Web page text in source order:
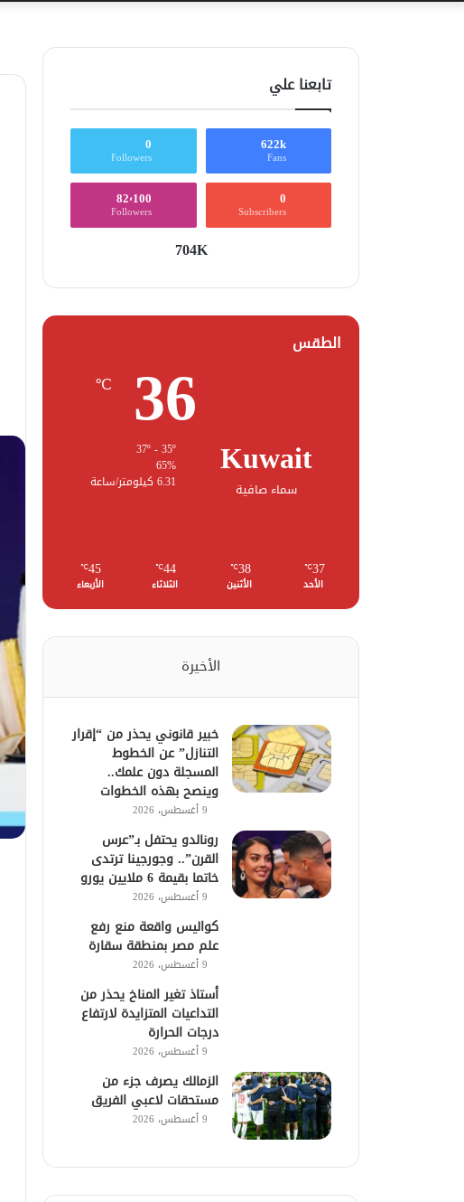
تابعنا علي
622k
Fans
0
Followers
0
Subscribers
82٬100
Followers
704K
الطقس
Kuwait
سماء صافية
36
℃
37º - 35º
65%
6.31 كيلومتر/ساعة
37
℃
الأحد
38
℃
الأثنين
44
℃
الثلاثاء
45
℃
الأربعاء
الأخيرة
خبير قانوني يحذر من “إقرار
التنازل” عن الخطوط
المسجلة دون علمك..
وينصح بهذه الخطوات
9 أغسطس، 2026
رونالدو يحتفل بـ”عرس
القرن”.. وجورجينا ترتدى
خاتما بقيمة 6 ملايين يورو
9 أغسطس، 2026
كواليس واقعة منع رفع
علم مصر بمنطقة سقارة
9 أغسطس، 2026
أستاذ تغير المناخ يحذر من
التداعيات المتزايدة لارتفاع
درجات الحرارة
9 أغسطس، 2026
الزمالك يصرف جزء من
مستحقات لاعبي الفريق
9 أغسطس، 2026